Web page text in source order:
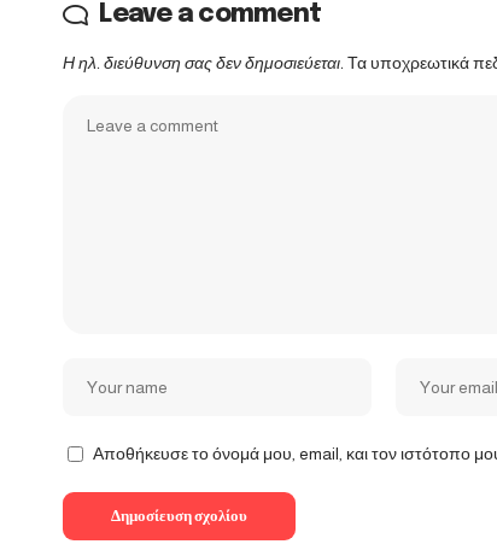
Leave a comment
Η ηλ. διεύθυνση σας δεν δημοσιεύεται. Τα υποχρεωτικά
Αποθήκευσε το όνομά μου, email, και τον ιστότοπο